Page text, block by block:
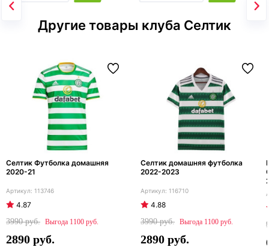
Другие товары клуба Селтик
Селтик Футболка домашняя
2020-21
113746
4.87
3990
1100
2890
Селтик домашняя футболка
2022-2023
116710
4.88
3990
1100
2890